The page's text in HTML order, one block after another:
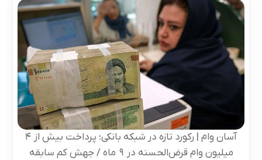
آسان وام | رکورد تازه در شبکه بانکی؛ پرداخت بیش از ۴
میلیون وام قرض‌الحسنه در ۹ ماه / جهش کم‌ سابقه